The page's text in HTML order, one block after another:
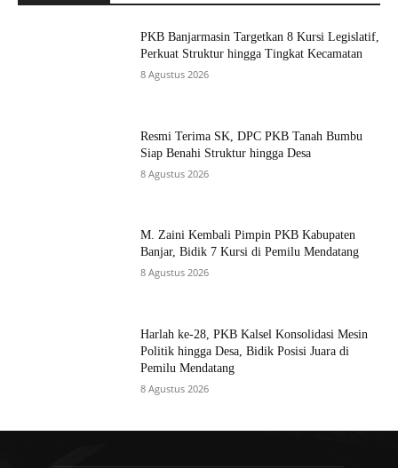
PKB Banjarmasin Targetkan 8 Kursi Legislatif,
Perkuat Struktur hingga Tingkat Kecamatan
8 Agustus 2026
Resmi Terima SK, DPC PKB Tanah Bumbu
Siap Benahi Struktur hingga Desa
8 Agustus 2026
M. Zaini Kembali Pimpin PKB Kabupaten
Banjar, Bidik 7 Kursi di Pemilu Mendatang
8 Agustus 2026
Harlah ke-28, PKB Kalsel Konsolidasi Mesin
Politik hingga Desa, Bidik Posisi Juara di
Pemilu Mendatang
8 Agustus 2026